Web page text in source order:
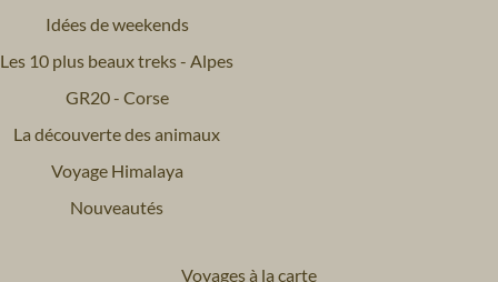
Idées de weekends
Les 10 plus beaux treks - Alpes
GR20 - Corse
La découverte des animaux
Voyage Himalaya
Nouveautés
Voyages à la carte